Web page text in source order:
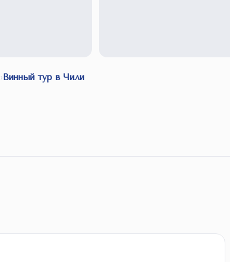
›Винный тур в Чили